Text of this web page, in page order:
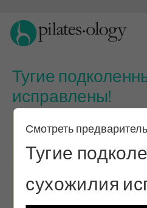
Тугие
исправлены!
Смотреть
Тугие
сухожилия